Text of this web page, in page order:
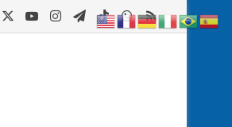
YouTubeInstagram
Telegram
TikTokWhatsApp
RSS